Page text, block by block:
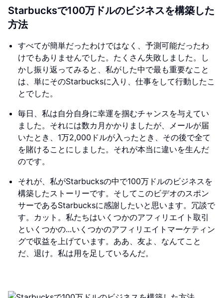
Starbucksで100万ドルのビジネスを構築した
方法
すべてが簡単だったわけではなく、予測可能だったわ
けでもありませんでした。たくさん失敗しました。し
かし振り返ってみると、私がした中で最も重要なこと
は、単にそのStarbucksに入り、仕事をして行動したこ
とでした。
毎日、私は自分自身に幸運を掴むチャンスを与えてい
ました。それには数カ月かかりましたが、メールが届
いたとき、1万2,000ドルが入ったとき、その後で全て
を賭けることにしました。それが本当に違いを生んだ
のです。
それが、私がStarbucksの中で100万ドルのビジネスを
構築したストーリーです。そしてこのビデオのスポン
サーであるStarbucksに感謝したいと思います。冗談で
す。カット。私たちはいくつかのアフィリエイト取引
といくつかの...いくつかのアフィリエイトマーケティン
グで収益を上げています。ああ、友よ、なんてこと
だ、退け。私は用を足しているんだ。